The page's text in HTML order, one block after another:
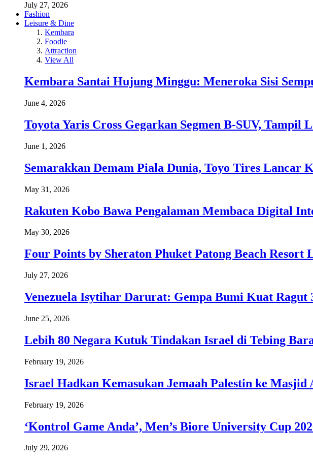
July 27, 2026
Fashion
Leisure & Dine
Kembara
Foodie
Attraction
View All
Kembara Santai Hujung Minggu: Meneroka Sisi
June 4, 2026
Toyota Yaris Cross Gegarkan Segmen B-SUV,
June 1, 2026
Semarakkan Demam Piala Dunia, Toyo Tires Lancar
May 31, 2026
Rakuten Kobo Bawa Pengalaman Membaca Digital
May 30, 2026
Four Points by Sheraton Phuket Patong Beach
July 27, 2026
Venezuela Isytihar Darurat: Gempa Bumi Kuat Ragut
June 25, 2026
Lebih 80 Negara Kutuk Tindakan Israel di Tebing
February 19, 2026
Israel Hadkan Kemasukan Jemaah Palestin ke Masjid
February 19, 2026
‘Kontrol Game Anda’, Men’s Biore University Cup
July 29, 2026